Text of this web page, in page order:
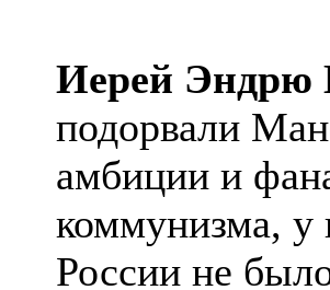
Иерей Эндрю
подорвали
амбиции и
коммунизма, у
России не